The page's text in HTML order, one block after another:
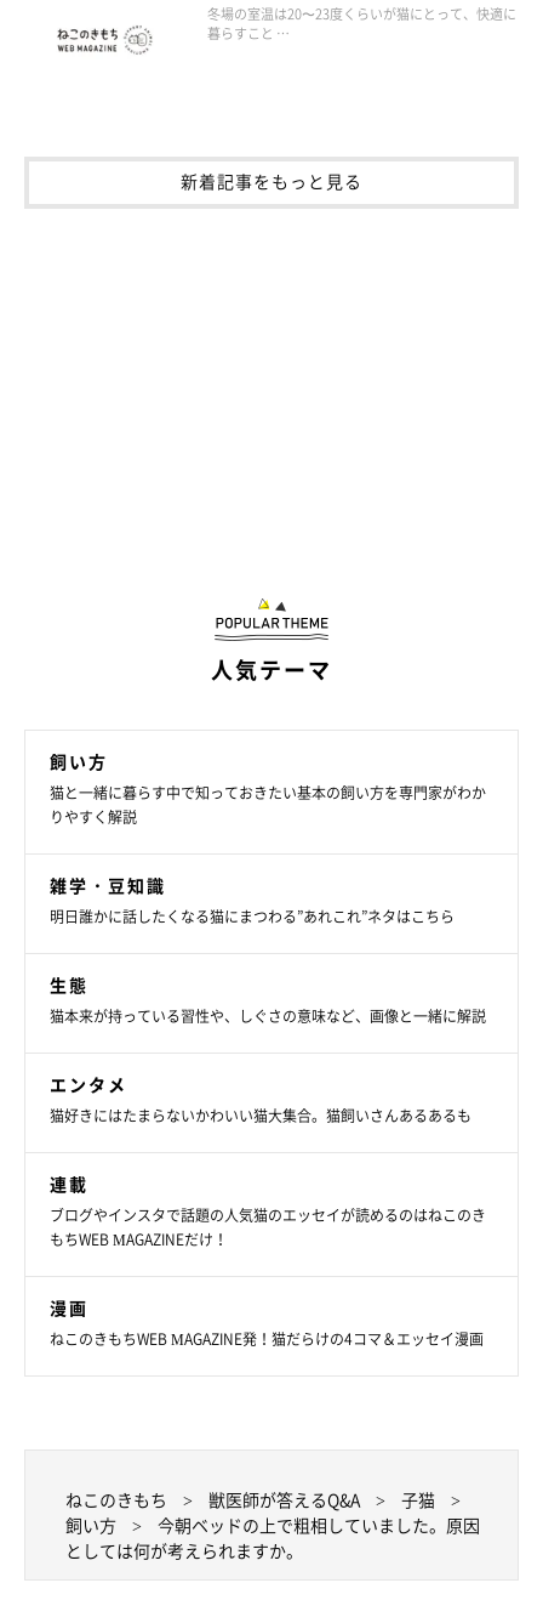
冬場の室温は20〜23度くらいが猫にとって、快適に
暮らすこと …
新着記事をもっと見る
人気テーマ
飼い方
猫と一緒に暮らす中で知っておきたい基本の飼い方を専門家がわか
りやすく解説
雑学・豆知識
明日誰かに話したくなる猫にまつわる”あれこれ”ネタはこちら
生態
猫本来が持っている習性や、しぐさの意味など、画像と一緒に解説
エンタメ
猫好きにはたまらないかわいい猫大集合。猫飼いさんあるあるも
連載
ブログやインスタで話題の人気猫のエッセイが読めるのはねこのき
もちWEB MAGAZINEだけ！
漫画
ねこのきもちWEB MAGAZINE発！猫だらけの4コマ＆エッセイ漫画
ねこのきもち 獣医師が答えるQ&A
子猫
飼い方
今朝ベッドの上で粗相していました。原因
としては何が考えられますか。